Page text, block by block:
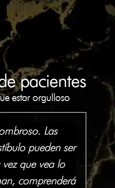
pacientes
estar orgulloso
Las
pueden ser
que vea lo
comprenderá